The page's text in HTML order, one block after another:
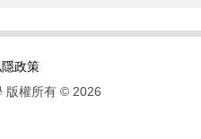
政策
版權所有 © 2026